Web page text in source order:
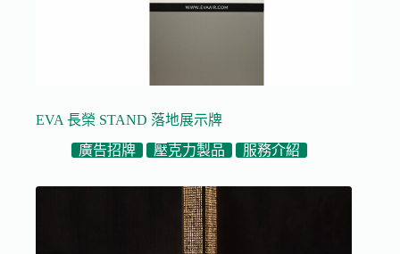
EVA 長榮 STAND 落地展示牌
廣告招牌
壓克力製品 服務介紹